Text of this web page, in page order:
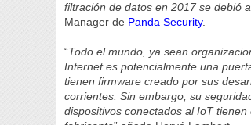
filtración de datos en 2017 se debió
Manager de Panda Security.
“Todo el mundo, ya sean
Internet es potencialmente una
tienen firmware creado por sus
corrientes. Sin embargo, su
dispositivos conectados al IoT